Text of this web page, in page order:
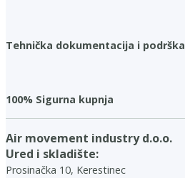
Tehnička dokumentacija i podrška
100% Sigurna kupnja
Air movement industry d.o.o.
Ured i skladište:
Prosinačka 10, Kerestinec